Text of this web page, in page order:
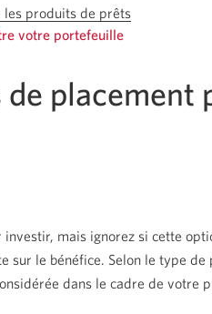
placements
les produits de prêts
votre portefeuille
placement
mais ignorez si cette
le bénéfice. Selon le type
dans le cadre de votre